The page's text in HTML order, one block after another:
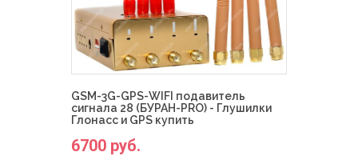
GSM-3G-GPS-WIFI подавитель
сигнала 28 (БУРАН-PRO) - Глушилки
Глонасс и GPS купить
6700 руб.